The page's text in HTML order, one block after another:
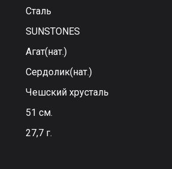
Сталь
SUNSTONES
Агат(нат.)
Сердолик(нат.)
Чешский хрусталь
51 см.
27,7 г.